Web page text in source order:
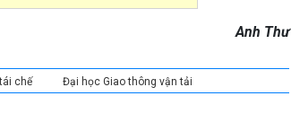
Anh Thư
tái chế Đại học Giao thông vận tải